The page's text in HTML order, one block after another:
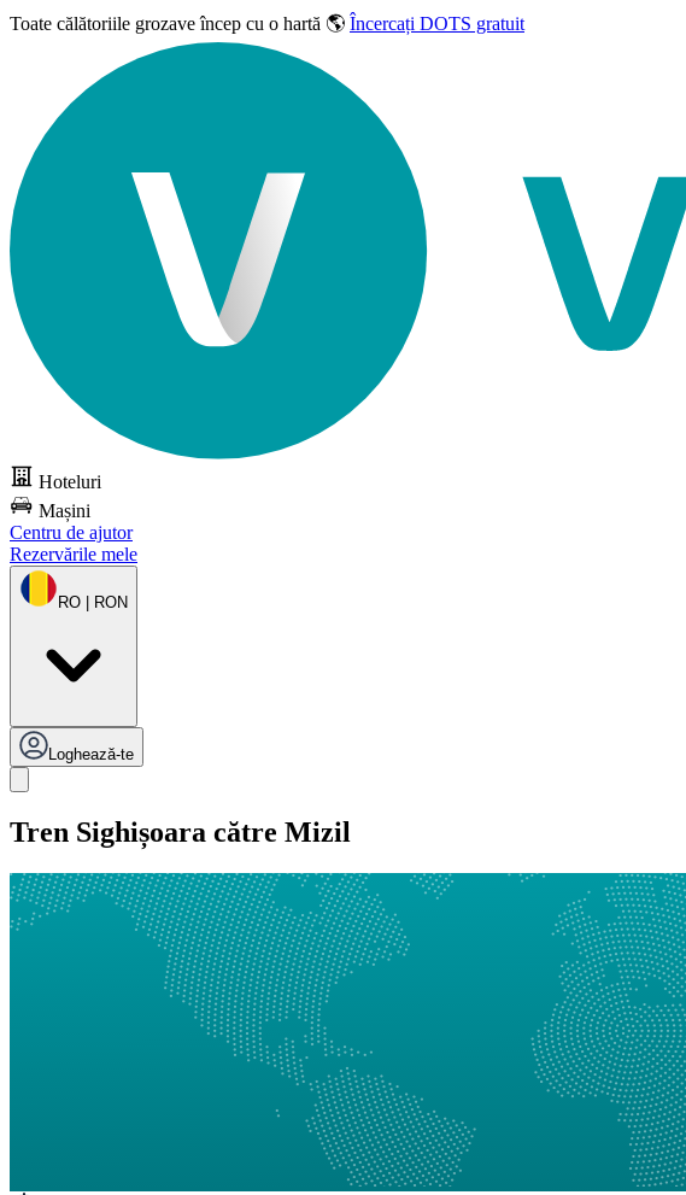
Toate călătoriile grozaveîncep cu o hartă 🌎 Încercați DOTS gratuit
Hoteluri
Mașini
Centru de ajutor
Rezervările mele
RO | RON
Loghează-te
Tren Sighișoara către Mizil